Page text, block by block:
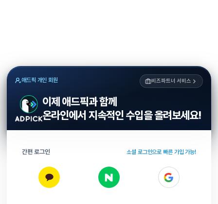
애드픽 개인 회원 비즈파트너 서비스
이제 애드픽과 함께
온라인에서 지속적인 수입을 올려보세요!
간편 로그인 소셜 로그인으로 빠른 가입 가능!